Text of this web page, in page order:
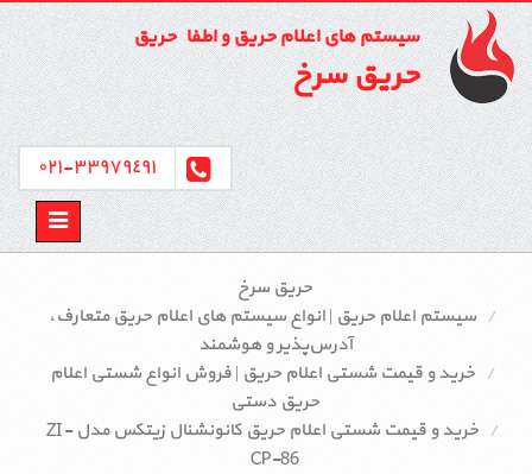
سیستم های اعلام حریق و اطفاء حریق
حریق سرخ
٣٣٩٧٩٤٩١-٠٢١
Toggle
حریق سرخ
سیستم اعلام حریق | انواع سیستم‌ های اعلام حریق متعارف،
آدرس‌پذیر و هوشمند
خرید و قیمت شستی اعلام حریق | فروش انواع شستی اعلام
حریق دستی
خرید و قیمت شستی اعلام حریق کانونشنال زیتکس مدل ZI-
CP-86